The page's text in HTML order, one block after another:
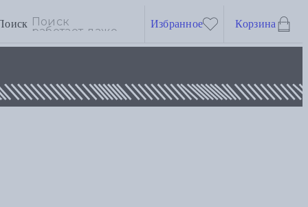
Избранное Корзина